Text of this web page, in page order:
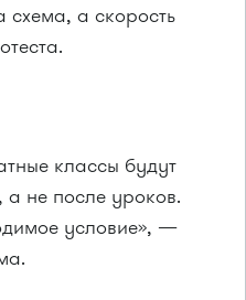
а скорость
классы будут
а не после уроков.
условие», —